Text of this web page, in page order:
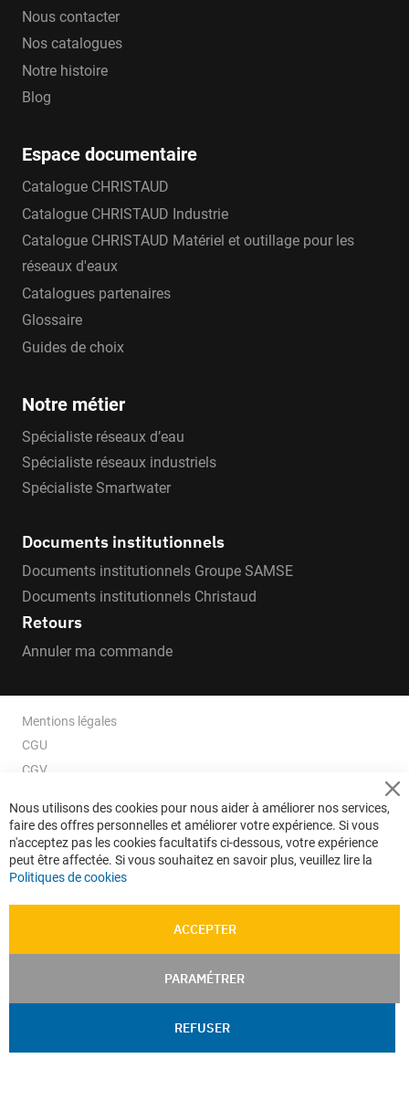
Nous contacter
Nos catalogues
Notre histoire
Blog
Espace documentaire
Catalogue CHRISTAUD
Catalogue CHRISTAUD Industrie
Catalogue CHRISTAUD Matériel et outillage pour les
réseaux d'eaux
Catalogues partenaires
Glossaire
Guides de choix
Notre métier
Spécialiste réseaux d’eau
Spécialiste réseaux industriels
Spécialiste Smartwater
Documents institutionnels
Documents institutionnels Groupe SAMSE
Documents institutionnels Christaud
Retours
Annuler ma commande
Mentions légales
CGU
CGV
Données personnelles
Confidentialité
Plan du site
Nous utilisons des cookies pour nous aider à améliorer nos services,
faire des offres personnelles et améliorer votre expérience. Si vous
n'acceptez pas les cookies facultatifs ci-dessous, votre expérience
peut être affectée. Si vous souhaitez en savoir plus, veuillez lire la
Politiques de cookies
ACCEPTER
PARAMÉTRER
REFUSER